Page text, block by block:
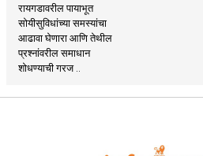
रायगडावरील पायाभूत
सोयीसुविधांच्या समस्यांचा
आढावा घेणारा आणि तेथील
प्रश्नांवरील समाधान
शोधण्याची गरज ..